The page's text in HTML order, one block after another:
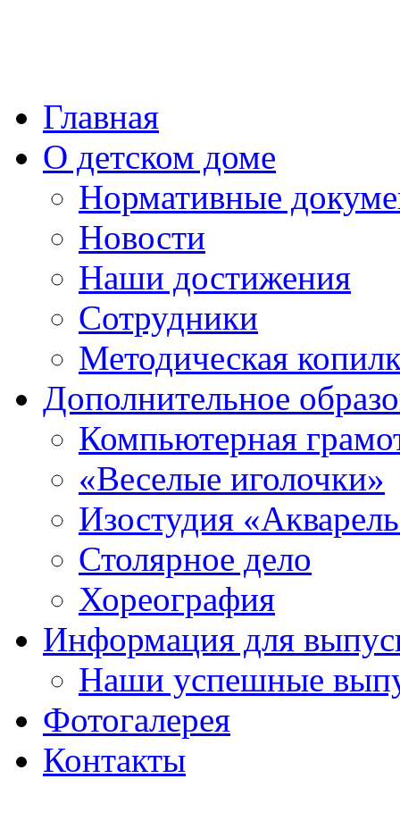
Главная
О детском доме
Нормативные
Новости
Наши достижения
Сотрудники
Методическая
Дополнительное
Компьютерная
«Веселые иголочки»
Изостудия
Столярное дело
Хореография
Информация для
Наши успешные
Фотогалерея
Контакты